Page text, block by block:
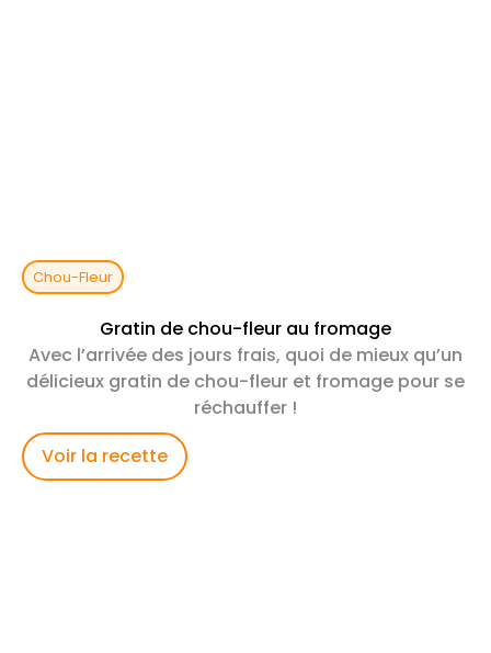
Chou-Fleur
Gratin de chou-fleur au fromage
Avec l’arrivée des jours frais, quoi de mieux qu’un
délicieux gratin de chou-fleur et fromage pour se
réchauffer !
Voir la recette